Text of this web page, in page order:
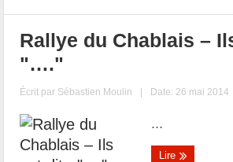
Rallye du Chablais –
"…."
Écrit par Sébastien Moulin | Date: 26 mai 2014
...
Lire